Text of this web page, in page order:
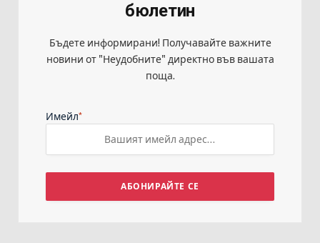
бюлетин
Бъдете информирани! Получавайте важните
новини от "Неудобните" директно във вашата
поща.
Имейл*